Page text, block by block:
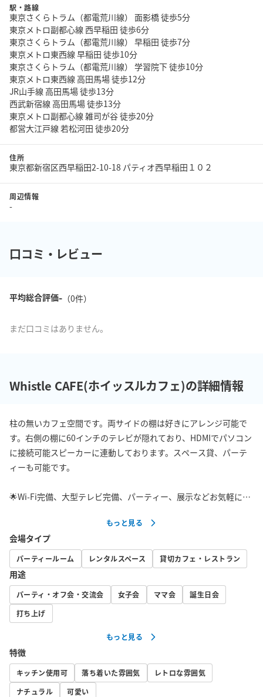
駅・路線
東京さくらトラム（都電荒川線） 面影橋 徒歩5分
東京メトロ副都心線 西早稲田 徒歩6分
東京さくらトラム（都電荒川線） 早稲田 徒歩7分
東京メトロ東西線 早稲田 徒歩10分
東京さくらトラム（都電荒川線） 学習院下 徒歩10分
東京メトロ東西線 高田馬場 徒歩12分
JR山手線 高田馬場 徒歩13分
西武新宿線 高田馬場 徒歩13分
東京メトロ副都心線 雑司が谷 徒歩20分
都営大江戸線 若松河田 徒歩20分
住所
東京都新宿区西早稲田2-10-18 パティオ西早稲田１０２
周辺情報
-
口コミ・レビュー
平均総合評価-（0件）
まだ口コミはありません。
Whistle CAFE(ホイッスルカフェ)の詳細情報
柱の無いカフェ空間です。両サイドの棚は好きにアレンジ可能で
す。右側の棚に60インチのテレビが隠れており、HDMIでパソコン
に接続可能スピーカーに連動しております。スペース貸、パーテ
ィーも可能です。
🌟Wi-Fi完備、大型テレビ完備、パーティー、展示などお気軽にご
もっと見る
会場タイプ
パーティールーム レンタルスペース 貸切カフェ・レストラン
用途
パーティ・オフ会・交流会 女子会 ママ会
誕生日会
打ち上げ
もっと見る
特徴
キッチン使用可 落ち着いた雰囲気
レトロな雰囲気
ナチュラル
可愛い